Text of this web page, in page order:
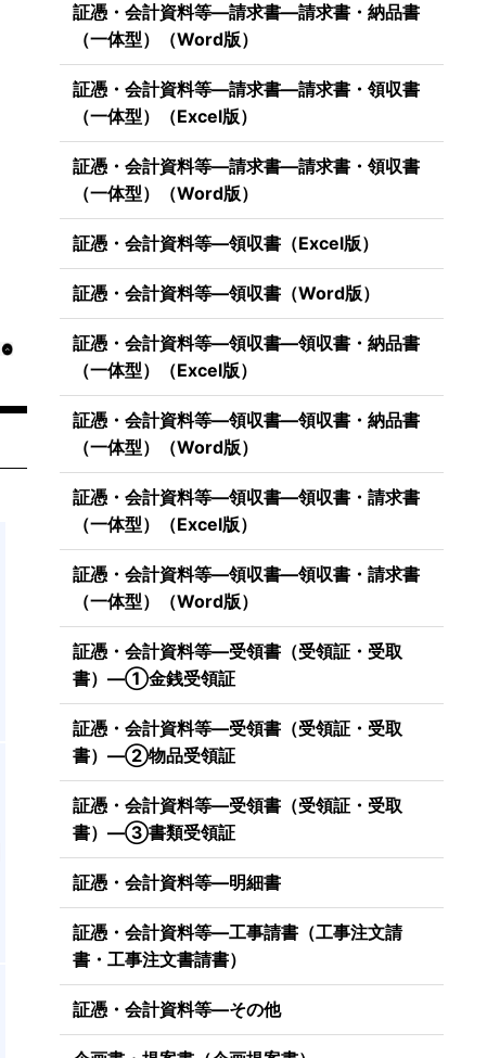
証憑・会計資料等―請求書―請求書・納品書
（一体型）（Word版）
証憑・会計資料等―請求書―請求書・領収書
（一体型）（Excel版）
証憑・会計資料等―請求書―請求書・領収書
（一体型）（Word版）
証憑・会計資料等―領収書（Excel版）
証憑・会計資料等―領収書（Word版）
証憑・会計資料等―領収書―領収書・納品書
（一体型）（Excel版）
証憑・会計資料等―領収書―領収書・納品書
（一体型）（Word版）
証憑・会計資料等―領収書―領収書・請求書
（一体型）（Excel版）
証憑・会計資料等―領収書―領収書・請求書
（一体型）（Word版）
証憑・会計資料等―受領書（受領証・受取
書）―①金銭受領証
証憑・会計資料等―受領書（受領証・受取
書）―②物品受領証
証憑・会計資料等―受領書（受領証・受取
書）―③書類受領証
証憑・会計資料等―明細書
証憑・会計資料等―工事請書（工事注文請
書・工事注文書請書）
証憑・会計資料等―その他